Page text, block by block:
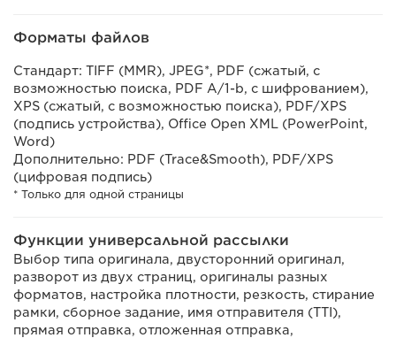
Форматы файлов
Стандарт: TIFF (MMR), JPEG*, PDF (сжатый, с
возможностью поиска, PDF A/1-b, с шифрованием),
XPS (сжатый, с возможностью поиска), PDF/XPS
(подпись устройства), Office Open XML (PowerPoint,
Word)
Дополнительно: PDF (Trace&Smooth), PDF/XPS
(цифровая подпись)
* Только для одной страницы
Функции универсальной рассылки
Выбор типа оригинала, двусторонний оригинал,
разворот из двух страниц, оригиналы разных
форматов, настройка плотности, резкость, стирание
рамки, сборное задание, имя отправителя (TTI),
прямая отправка, отложенная отправка,